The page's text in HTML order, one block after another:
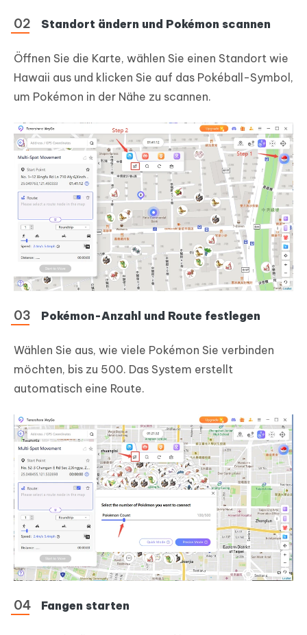
Standort ändern und Pokémon scannen
Öffnen Sie die Karte, wählen Sie einen Standort wie
Hawaii aus und klicken Sie auf das Pokéball-Symbol,
um Pokémon in der Nähe zu scannen.
Pokémon-Anzahl und Route festlegen
Wählen Sie aus, wie viele Pokémon Sie verbinden
möchten, bis zu 500. Das System erstellt
automatisch eine Route.
Fangen starten